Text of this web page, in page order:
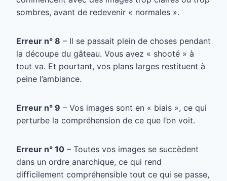
sombres, avant de redevenir « normales ».
Erreur n° 8 – Il se passait plein de choses pendant
la découpe du gâteau. Vous avez « shooté » à
tout va. Et pourtant, vos plans larges restituent à
peine l’ambiance.
Erreur n° 9 – Vos images sont en « biais », ce qui
perturbe la compréhension de ce que l’on voit.
Erreur n° 10 – Toutes vos images se succèdent
dans un ordre anarchique, ce qui rend
difficilement compréhensible tout ce qui se passe,